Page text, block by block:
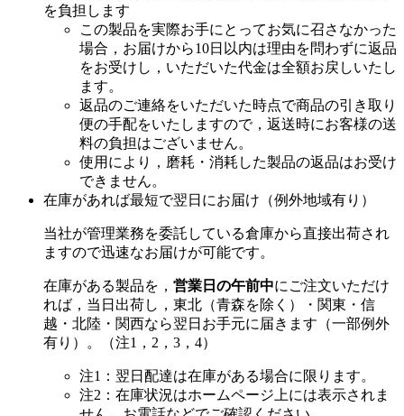
を負担します
この製品を実際お手にとってお気に召さなかった
場合，お届けから10日以内は理由を問わずに返品
をお受けし，いただいた代金は全額お戻しいたし
ます。
返品のご連絡をいただいた時点で商品の引き取り
便の手配をいたしますので，返送時にお客様の送
料の負担はございません。
使用により，磨耗・消耗した製品の返品はお受け
できません。
在庫があれば最短で翌日にお届け（例外地域有り）
当社が管理業務を委託している倉庫から直接出荷され
ますので迅速なお届けが可能です。
在庫がある製品を， 営業日の午前中にご注文いただけ
れば，当日出荷し，東北（青森を除く）・関東・信
越・北陸・関西なら翌日お手元に届きます（一部例外
有り）。（注1，2，3，4）
注1：翌日配達は在庫がある場合に限ります。
注2：在庫状況はホームページ上には表示されま